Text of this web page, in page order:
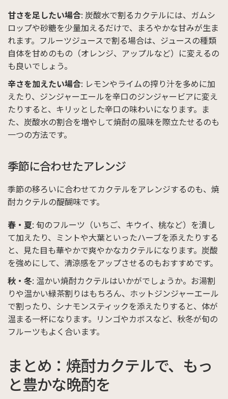
甘さを足したい場合: 炭酸水で割るカクテルには、ガムシ
ロップや砂糖を少量加えるだけで、まろやかな甘みが生ま
れます。フルーツジュースで割る場合は、ジュースの種類
自体を甘めのもの（オレンジ、アップルなど）に変えるの
も良いでしょう。
辛さを加えたい場合: レモンやライムの搾り汁を多めに加
えたり、ジンジャーエールを辛口のジンジャービアに変え
たりすると、キリッとした辛口の味わいになります。ま
た、炭酸水の割合を増やして焼酎の風味を際立たせるのも
一つの方法です。
季節に合わせたアレンジ
季節の移ろいに合わせてカクテルをアレンジするのも、焼
酎カクテルの醍醐味です。
春・夏: 旬のフルーツ（いちご、キウイ、桃など）を潰し
て加えたり、ミントや大葉といったハーブを添えたりする
と、見た目も華やかで爽やかなカクテルになります。炭酸
を強めにして、清涼感をアップさせるのもおすすめです。
秋・冬: 温かい焼酎カクテルはいかがでしょうか。お湯割
りや温かい緑茶割りはもちろん、ホットジンジャーエール
で割ったり、シナモンスティックを添えたりすると、体が
温まる一杯になります。リンゴやカボスなど、秋冬が旬の
フルーツもよく合います。
まとめ：焼酎カクテルで、もっ
と豊かな晩酌を